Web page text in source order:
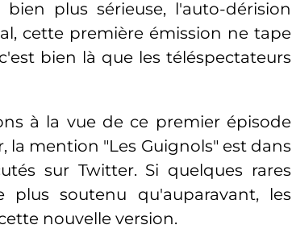
plus sérieuse, l'auto-dérision
cette première émission ne tape
bien là que les téléspectateurs
à la vue de ce premier épisode
la mention "Les Guignols" est dans
sur Twitter. Si quelques rares
soutenu qu'auparavant, les
nouvelle version.